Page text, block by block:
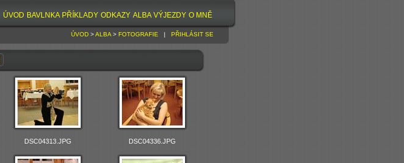
ÚVOD BAVLNKA PŘÍKLADY ODKAZY ALBA VÝJEZDY O MNĚ
ÚVOD>ALBA> FOTOGRAFIE | PŘIHLÁSIT SE
DSC04313.JPG DSC04336.JPG